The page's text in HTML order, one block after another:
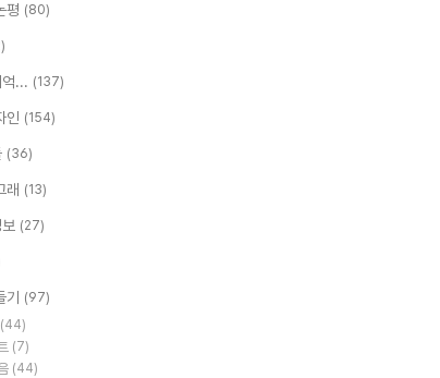
평 (80)
... (137)
인 (154)
(36)
래 (13)
(27)
기 (97)
(44)
(7)
(44)